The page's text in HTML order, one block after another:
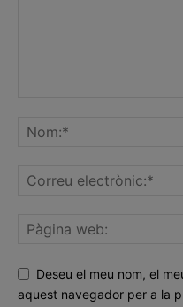
Deseu el meu nom, el
aquest navegador per a la